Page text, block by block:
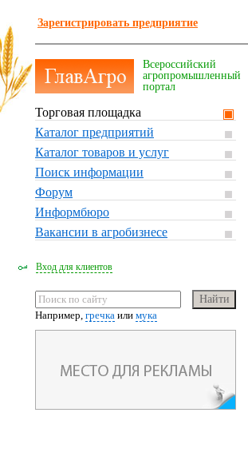
Зарегистрировать предприятие
Всероссийский
агропромышленный
портал
Торговая площадка
Каталог предприятий
Каталог товаров и услуг
Поиск информации
Форум
Информбюро
Вакансии в агробизнесе
Вход для клиентов
Например, гречка или мука